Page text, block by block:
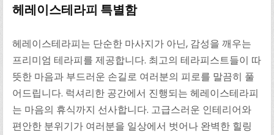
헤레이스테라피 특별함
헤레이스테라피는 단순한 마사지가 아닌, 감성을 깨우는
프리미엄 테라피를 제공합니다. 최고의 테라피스트들이 따
뜻한 마음과 부드러운 손길로 여러분의 피로를 말끔히 풀
어드립니다. 럭셔리한 공간에서 진행되는 헤레이스테라피
는 마음의 휴식까지 선사합니다. 고급스러운 인테리어와
편안한 분위기가 여러분을 일상에서 벗어나 완벽한 힐링